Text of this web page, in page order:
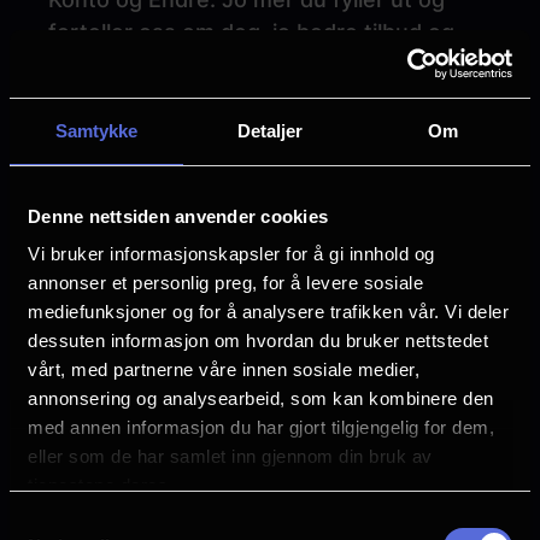
Samtykke Detaljer Om
Denne nettsiden anvender cookies
Vi bruker informasjonskapsler for å gi innhold og
annonser et personlig preg, for å levere sosiale
mediefunksjoner og for å analysere trafikken vår. Vi deler
dessuten informasjon om hvordan du bruker nettstedet
vårt, med partnerne våre innen sosiale medier,
annonsering og analysearbeid, som kan kombinere den
med annen informasjon du har gjort tilgjengelig for dem,
eller som de har samlet inn gjennom din bruk av
forteller oss om deg, jo bedre tilbud og
nyheter kan vi tilpasse dine preferanser. I
din profil får du også opp «Mine
anmeldelser». Her kan du bedømme filmer
du har sett.
SAMTYKKE TIL DIREKTE
MARKEDSFØRING
Når du melder deg inn i KinoPluss, vil vi be
deg om å gi ditt samtykke til å motta
nyhetsbrev, invitasjoner og tilbud via e-
post (”henvendelser”). Dette innebærer at
KinoPluss kommer til å sende nyhetsbrev
og tilbud fra NFkino og NFkino sine